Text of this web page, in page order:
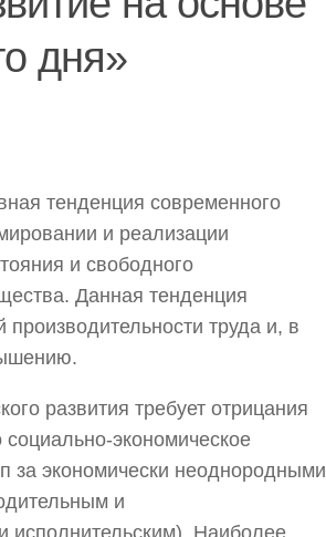
дня»
тенденция современного
и реализации
и свободного
Данная тенденция
труда и, в
развития требует отрицания
экономическое
за экономически неоднородными
и
исполнительским). Наиболее